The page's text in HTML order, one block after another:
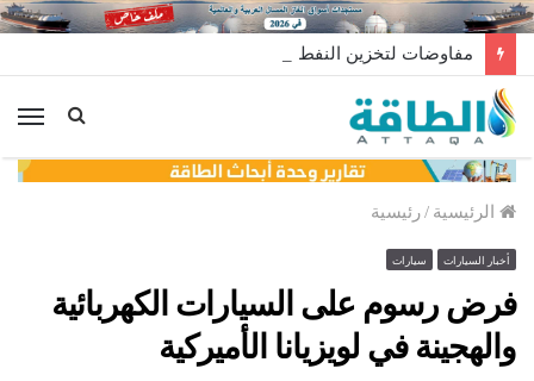
مفاوضات لتخزين النفط العراقي في الخارج
الرئيسية /رئيسية
أخبار السيارات سيارات
فرض رسوم على السيارات الكهربائية
والهجينة في لويزيانا الأميركية